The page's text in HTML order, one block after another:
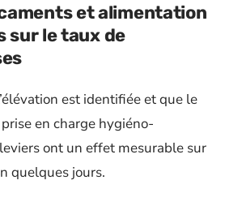
et alimentation
sur le taux de
est identifiée et que le
en charge hygiéno-
ont un effet mesurable sur
quelques jours.